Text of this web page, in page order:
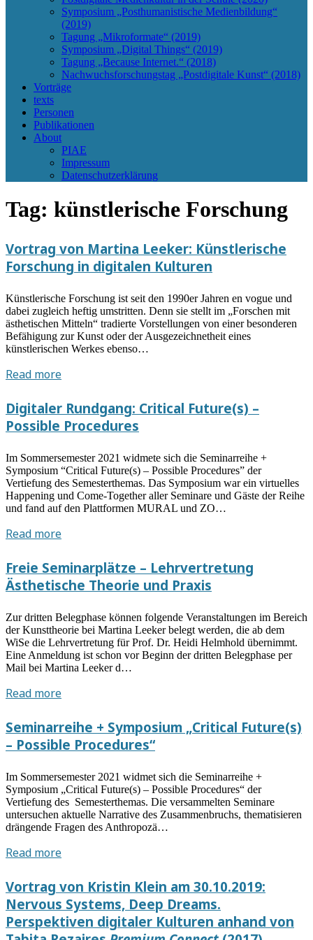
Symposium „Posthumanistische Medienbildung“
(2019)
Tagung „Mikroformate“ (2019)
Symposium „Digital Things“ (2019)
Tagung „Because Internet.“ (2018)
Nachwuchsforschungstag „Postdigitale Kunst“ (2018)
Vorträge
texts
Personen
Publikationen
About
PIAE
Impressum
Datenschutzerklärung
Tag: künstlerische Forschung
Vortrag von Martina Leeker: Künstlerische
Forschung in digitalen Kulturen
Künstlerische Forschung ist seit den 1990er Jahren en vogue und
dabei zugleich heftig umstritten. Denn sie stellt im „Forschen mit
ästhetischen Mitteln“ tradierte Vorstellungen von einer besonderen
Befähigung zur Kunst oder der Ausgezeichnetheit eines
künstlerischen Werkes ebenso…
Read moreVortrag
Martina
Leeker:
Künstlerische
Forschung
in
digitalen
Kulturen
Digitaler Rundgang: Critical Future(s) –
Possible Procedures
Im Sommersemester 2021 widmete sich die Seminarreihe +
Symposium “Critical Future(s) – Possible Procedures” der
Vertiefung des Semesterthemas. Das Symposium war ein virtuelles
Happening und Come-Together aller Seminare und Gäste der Reihe
und fand auf den Plattformen MURAL und ZO…
Read moreDigitaler
Critical
Future(s)
–
Possible
Procedures
Freie Seminarplätze – Lehrvertretung
Ästhetische Theorie und Praxis
Zur dritten Belegphase können folgende Veranstaltungen im Bereich
der Kunsttheorie bei Martina Leeker belegt werden, die ab dem
WiSe die Lehrvertretung für Prof. Dr. Heidi Helmhold übernimmt.
Eine Anmeldung ist schon vor Beginn der dritten Belegphase per
Mail bei Martina Leeker d…
Read moreFreie
–
Lehrvertretung
Ästhetische
Theorie
und
Praxis
Seminarreihe + Symposium „Critical Future(s)
– Possible Procedures“
Im Sommersemester 2021 widmet sich die Seminarreihe +
Symposium „Critical Future(s) – Possible Procedures“ der
Vertiefung des Semesterthemas. Die versammelten Seminare
untersuchen aktuelle Narrative des Zusammenbruchs, thematisieren
drängende Fragen des Anthropozä…
Read moreSeminarreihe
Symposium
„Critical
Future(s)
–
Vortrag von Kristin Klein am 30.10.2019:
Nervous Systems, Deep Dreams.
Perspektiven digitaler Kulturen anhand von